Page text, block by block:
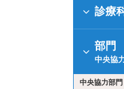
外来
入院のご
入院に際
入院生活
入院の手
入院のご
病院長挨
理念・基
医療安全
倫理指針
意思決定
診療
部門
中央協
中央協力部門